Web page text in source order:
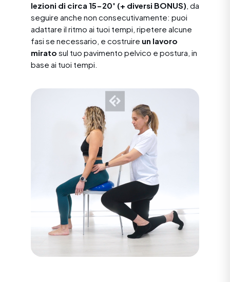
lezioni di circa 15-20′ (+ diversi BONUS) , da
seguire anche non consecutivamente: puoi
adattare il ritmo ai tuoi tempi, ripetere alcune
fasi se necessario, e costruire un lavoro
mirato sul tuo pavimento pelvico e postura, in
base ai tuoi tempi.